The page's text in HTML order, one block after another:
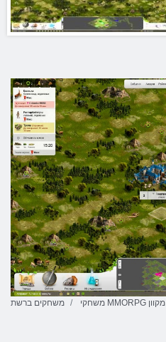
משחקים ברשת משחקי MMORPG מקוון